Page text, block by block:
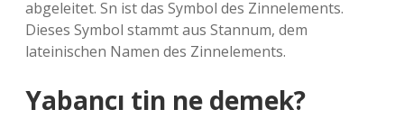
abgeleitet. Sn ist das Symbol des Zinnelements.
Dieses Symbol stammt aus Stannum, dem
lateinischen Namen des Zinnelements.
Yabancı tin ne demek?